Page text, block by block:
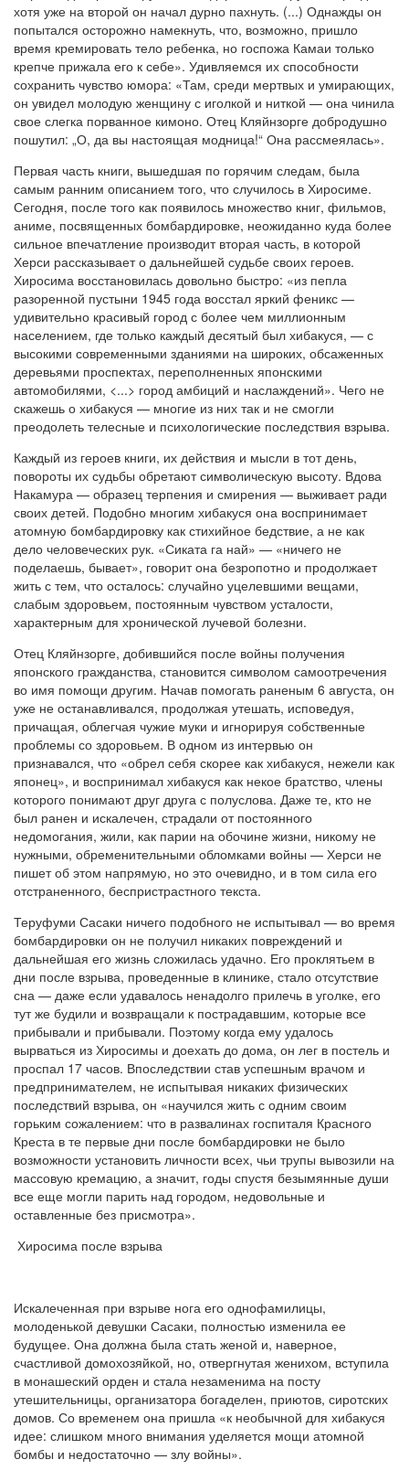
хотя уже на второй он начал дурно пахнуть. (...) Однажды он
попытался осторожно намекнуть, что, возможно, пришло
время кремировать тело ребенка, но госпожа Камаи только
крепче прижала его к себе». Удивляемся их способности
сохранить чувство юмора: «Там, среди мертвых и умирающих,
он увидел молодую женщину с иголкой и ниткой — она чинила
свое слегка порванное кимоно. Отец Кляйнзорге добродушно
пошутил: „О, да вы настоящая модница!“ Она рассмеялась».
Первая часть книги, вышедшая по горячим следам, была
самым ранним описанием того, что случилось в Хиросиме.
Сегодня, после того как появилось множество книг, фильмов,
аниме, посвященных бомбардировке, неожиданно куда более
сильное впечатление производит вторая часть, в которой
Херси рассказывает о дальнейшей судьбе своих героев.
Хиросима восстановилась довольно быстро: «из пепла
разоренной пустыни 1945 года восстал яркий феникс —
удивительно красивый город с более чем миллионным
населением, где только каждый десятый был хибакуся, — с
высокими современными зданиями на широких, обсаженных
деревьями проспектах, переполненных японскими
автомобилями, <...> город амбиций и наслаждений». Чего не
скажешь о хибакуся — многие из них так и не смогли
преодолеть телесные и психологические последствия взрыва.
Каждый из героев книги, их действия и мысли в тот день,
повороты их судьбы обретают символическую высоту. Вдова
Накамура — образец терпения и смирения — выживает ради
своих детей. Подобно многим хибакуся она воспринимает
атомную бомбардировку как стихийное бедствие, а не как
дело человеческих рук. «Сиката га най» — «ничего не
поделаешь, бывает», говорит она безропотно и продолжает
жить с тем, что осталось: случайно уцелевшими вещами,
слабым здоровьем, постоянным чувством усталости,
характерным для хронической лучевой болезни.
Отец Кляйнзорге, добившийся после войны получения
японского гражданства, становится символом самоотречения
во имя помощи другим. Начав помогать раненым 6 августа, он
уже не останавливался, продолжая утешать, исповедуя,
причащая, облегчая чужие муки и игнорируя собственные
проблемы со здоровьем. В одном из интервью он
признавался, что «обрел себя скорее как хибакуся, нежели как
японец», и воспринимал хибакуся как некое братство, члены
которого понимают друг друга с полуслова. Даже те, кто не
был ранен и искалечен, страдали от постоянного
недомогания, жили, как парии на обочине жизни, никому не
нужными, обременительными обломками войны — Херси не
пишет об этом напрямую, но это очевидно, и в том сила его
отстраненного, беспристрастного текста.
Теруфуми Сасаки ничего подобного не испытывал — во время
бомбардировки он не получил никаких повреждений и
дальнейшая его жизнь сложилась удачно. Его проклятьем в
дни после взрыва, проведенные в клинике, стало отсутствие
сна — даже если удавалось ненадолго прилечь в уголке, его
тут же будили и возвращали к пострадавшим, которые все
прибывали и прибывали. Поэтому когда ему удалось
вырваться из Хиросимы и доехать до дома, он лег в постель и
проспал 17 часов. Впоследствии став успешным врачом и
предпринимателем, не испытывая никаких физических
последствий взрыва, он «научился жить с одним своим
горьким сожалением: что в развалинах госпиталя Красного
Креста в те первые дни после бомбардировки не было
возможности установить личности всех, чьи трупы вывозили на
массовую кремацию, а значит, годы спустя безымянные души
все еще могли парить над городом, недовольные и
оставленные без присмотра».
Хиросима после взрыва
Искалеченная при взрыве нога его однофамилицы,
молоденькой девушки Сасаки, полностью изменила ее
будущее. Она должна была стать женой и, наверное,
счастливой домохозяйкой, но, отвергнутая женихом, вступила
в монашеский орден и стала незаменима на посту
утешительницы, организатора богаделен, приютов, сиротских
домов. Со временем она пришла «к необычной для хибакуся
идее: слишком много внимания уделяется мощи атомной
бомбы и недостаточно — злу войны».